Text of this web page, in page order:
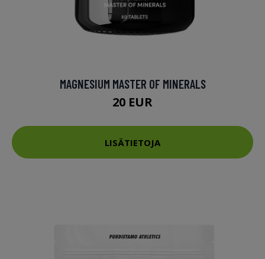
MAGNESIUM MASTER OF MINERALS
20 EUR
LISÄTIETOJA